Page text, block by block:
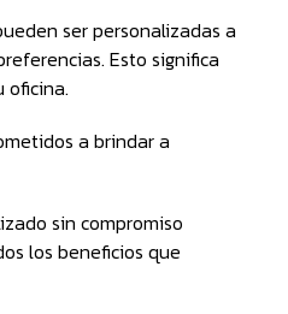
ser personalizadas a
Esto significa
oficina.
a brindar a
sin compromiso
los beneficios que